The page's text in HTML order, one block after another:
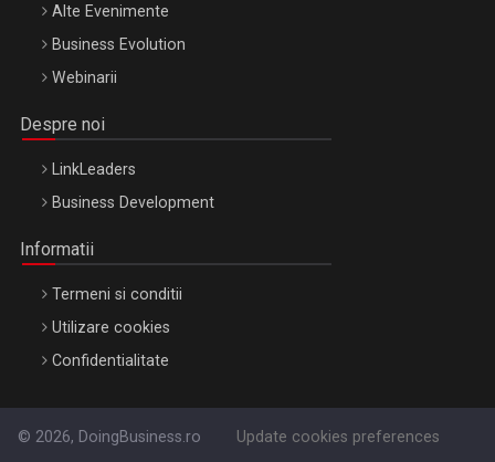
Alte Evenimente
Business Evolution
Webinarii
Despre noi
LinkLeaders
Business Development
Informatii
Termeni si conditii
Utilizare cookies
Confidentialitate
© 2026, DoingBusiness.ro Update cookies preferences